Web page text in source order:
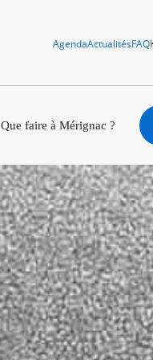
AgendaActualitésFAQ
Que faire à Mérignac ?